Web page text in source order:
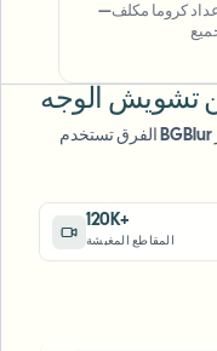
كروما مكلف—
تشويش الوجه
الفرق تستخدم BGBlur لإخفاء الوجوه بسرعة مع إبقاء بقية الإطار
120K+
المقاطع المغبشة
automatically
SJ
Sarah
Content
blur and
keeps posts